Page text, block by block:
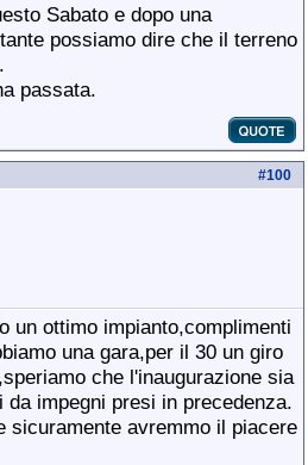
Sabato e dopo una
possiamo dire che il terreno
passata.
#100
un ottimo impianto,complimenti
una gara,per il 30 un giro
che l'inaugurazione sia
da impegni presi in precedenza.
sicuramente avremmo il piacere